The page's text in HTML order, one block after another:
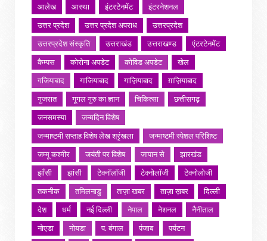
आलेख
आस्था इंटरटेनमेंट
इंटरनेशनल
उत्तर प्रदेश
उत्तर प्रदेश अपराध
उत्तरप्रदेश
उत्तरप्रदेश संस्कृति
उत्तराखंड उत्तराखण्ड
एंटरटेनमेंट
कैम्पस
कोरोना अपडेट कोविड अपडेट
खेल
गजियाबाद
गाजियाबाद गाज़ियाबाद
ग़ाज़ियाबाद
गुजरात
गूगल गुरु का ज्ञान चिकित्सा
छत्तीसगढ़
जनसमस्या
जन्मदिन विशेष
जन्माष्टमी सप्ताह विशेष लेख श्रृंखला
जन्माष्टमी स्पेशल परिशिष्ट
जम्मू कश्मीर
जयंती पर विशेष जापान से
झारखंड
झाँसी
झांसी टेक्नॉलॉजी टेक्नोलॉजी
टेक्नोलोजी
तकनीक
तमिलनाडु ताज़ा खबर ताज़ा ख़बर
दिल्ली
देश
धर्म नई दिल्ली नेपाल नेशनल
नैनीताल
नोएडा
नोयडा प. बंगाल पंजाब
पर्यटन